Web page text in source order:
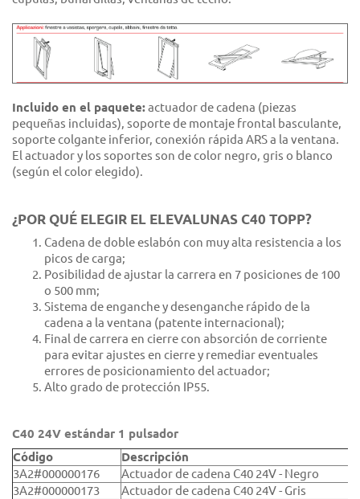
Incluido en el paquete:actuador de cadena (piezas
pequeñas incluidas), soporte de montaje frontal basculante,
soporte colgante inferior, conexión rápida ARS a la ventana.
El actuador y los soportes son de color negro, gris o blanco
(según el color elegido).
¿POR QUÉ ELEGIR EL ELEVALUNAS C40 TOPP?
Cadena de doble eslabón con muy alta resistencia a los
picos de carga;
Posibilidad de ajustar la carrera en 7 posiciones de 100
o 500 mm;
Sistema de enganche y desenganche rápido de la
cadena a la ventana (patente internacional);
Final de carrera en cierre con absorción de corriente
para evitar ajustes en cierre y remediar eventuales
errores de posicionamiento del actuador;
Alto grado de protección IP55.
C40 24V estándar 1 pulsador
Código
Descripción
3A2#000000176
Actuador de cadena C40 24V - Negro
3A2#000000173
Actuador de cadena C40 24V - Gris